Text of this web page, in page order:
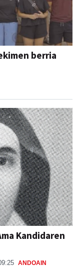
berria
Kandidaren
ANDOAIN